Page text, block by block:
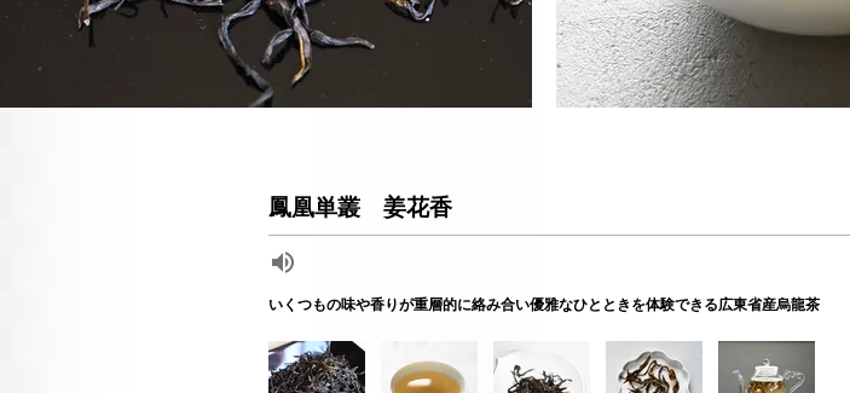
鳳凰単叢 姜花香
いくつもの味や香りが重層的に絡み合い優雅なひとときを体験できる広東省産烏龍茶